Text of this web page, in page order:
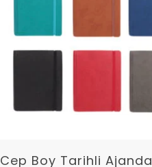
Devamını Oku
Cep Boy Tarihli Ajanda